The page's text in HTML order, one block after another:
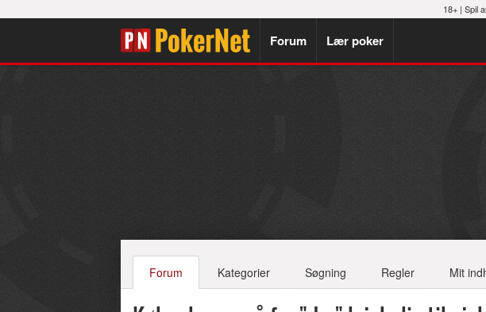
18+ | Spil
Forum Lær poker
Forum Kategorier Søgning Regler Mit